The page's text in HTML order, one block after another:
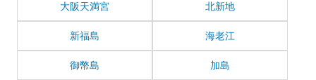
大阪天満宮 北新地
新福島 海老江
御幣島 加島